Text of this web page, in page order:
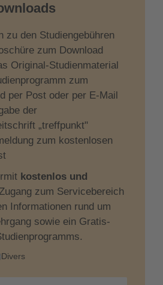
zu den Studiengebühren
zum Download
Original-Studienmaterial
zum
per Post oder per E-Mail
der
„treffpunkt"
zum kostenlosen
kostenlos und
zum Servicebereich
Informationen rund um
sowie ein Gratis-
Divers